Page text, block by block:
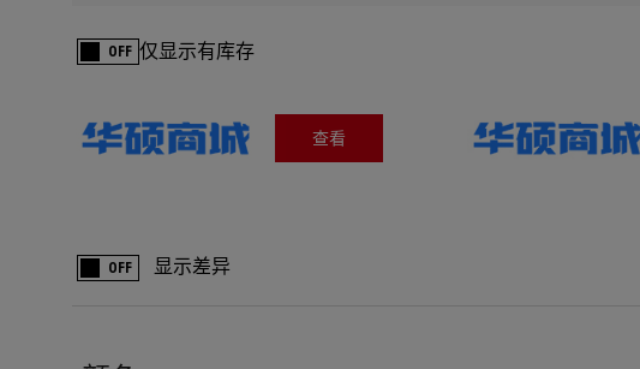
OFF 仅显示有库存
查看
OFF 显示差异